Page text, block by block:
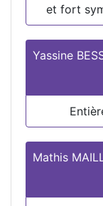
et fort
Yassine
Mathis